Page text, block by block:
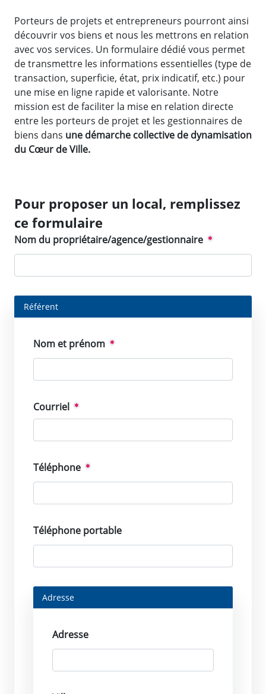
Porteurs de projets et entrepreneurs pourront ainsi
découvrir vos biens et nous les mettrons en relation
avec vos services. Un formulaire dédié vous permet
de transmettre les informations essentielles (type de
transaction, superficie, état, prix indicatif, etc.) pour
une mise en ligne rapide et valorisante. Notre
mission est de faciliter la mise en relation directe
entre les porteurs de projet et les gestionnaires de
biens dans une démarche collective de dynamisation
du Cœur de Ville.
Pour proposer un local, remplissez
ce formulaire
Nom du propriétaire/agence/gestionnaire
Référent
Nom et prénom
Courriel
Téléphone
Téléphone portable
Adresse
Adresse